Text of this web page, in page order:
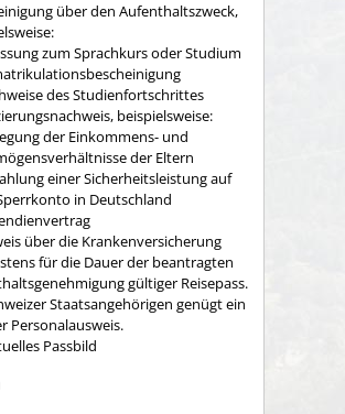
über den Aufenthaltszweck,
zum Sprachkurs oder Studium
des Studienfortschrittes
beispielsweise:
der Einkommens- und
der Eltern
einer Sicherheitsleistung auf
in Deutschland
über die Krankenversicherung
für die Dauer der beantragten
gültiger Reisepass.
Staatsangehörigen genügt ein
Personalausweis.
Passbild